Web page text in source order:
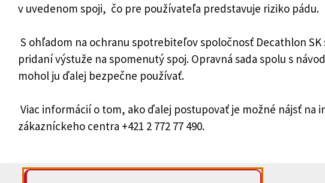
v uvedenom spoji, čo pre používateľa predstavuje riziko pádu.
S ohľadom na ochranu spotrebiteľov spoločnosť Decathlon
pridaní výstuže na spomenutý spoj. Opravná sada spolu s
mohol ju ďalej bezpečne používať.
Viac informácií o tom, ako ďalej postupovať je možné nájsť na
zákazníckeho centra +421 2 772 77 490.